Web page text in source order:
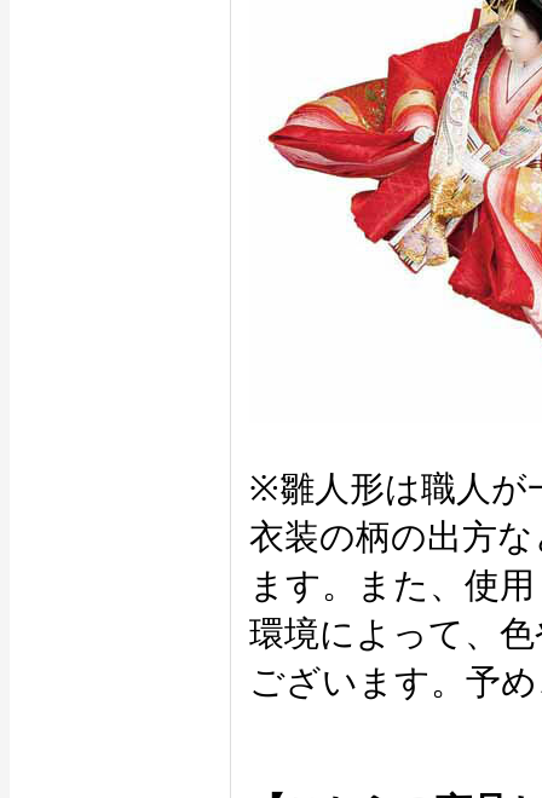
※雛人形は職人が
衣装の柄の出方
ます。また、使
環境によって、
ございます。予